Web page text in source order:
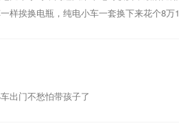
样挨换电瓶，纯电小车一套换下来花个8
出门不愁怕带孩子了